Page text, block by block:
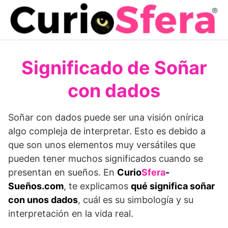
Saltar
contenido
Significado de Soñar
con dados
Soñar con dados puede ser una visión onírica
algo compleja de interpretar. Esto es debido a
que son unos elementos muy versátiles que
pueden tener muchos significados cuando se
presentan en sueños. En CurioSfera-
Sueños.com, te explicamos qué significa soñar
con unos dados, cuál es su simbología y su
interpretación en la vida real.